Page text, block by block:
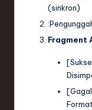
(sinkron)
Fragment